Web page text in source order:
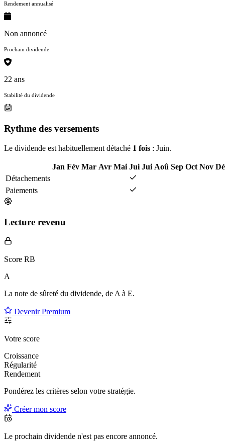
Rendement annualisé
Non annoncé
Prochain dividende
22 ans
Stabilité du dividende
Rythme des versements
Le dividende est habituellement détaché 1 fois : Juin.
Jan Fév Mar Avr Mai Jui Jui Aoû Sep Oct Nov
Détachements
Paiements
Lecture revenu
Score RB
A
La note de sûreté du dividende, de A à E.
Devenir Premium
Votre score
Croissance
Régularité
Rendement
Pondérez les critères selon votre stratégie.
Créer mon score
Le prochain dividende n'est pas encore annoncé.